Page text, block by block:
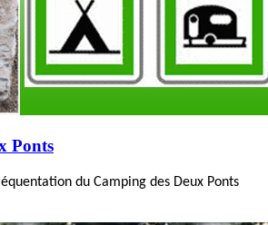
Ponts
du Camping des Deux Ponts